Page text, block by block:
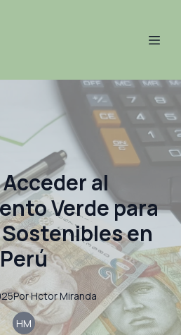
al
Verde para
en
Perú
PorHctorMiranda
HM